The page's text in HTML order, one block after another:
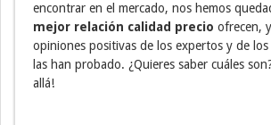
encontrar en el mercado, nos hemos
mejor relación calidad precio ofrecen,
opiniones positivas de los expertos y de
las han probado. ¿Quieres saber cuáles
allá!